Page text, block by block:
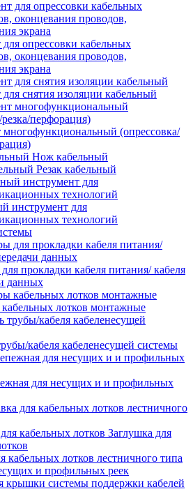
опрессовки кабельных
оконцевания проводов,
экрана
снятия изоляции кабельный
(опрессовка/
Нож кабельный
Резак кабельный
инструмент для
технологий
прокладки кабеля питания/ кабеля
данных
лотков монтажные
кабеля кабеленесущей системы
для несущих и и профильных
для кабельных лотков лестничного
Заглушка для
кабельных лотков лестничного типа
и профильных реек